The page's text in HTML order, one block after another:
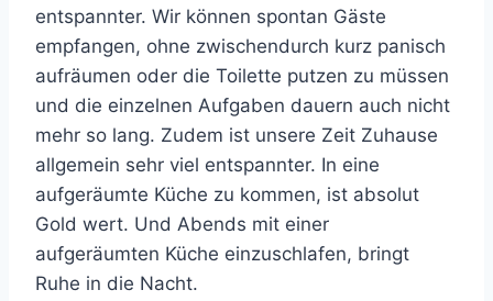
entspannter. Wir können spontan Gäste
empfangen, ohne zwischendurch kurz panisch
aufräumen oder die Toilette putzen zu müssen
und die einzelnen Aufgaben dauern auch nicht
mehr so lang. Zudem ist unsere Zeit Zuhause
allgemein sehr viel entspannter. In eine
aufgeräumte Küche zu kommen, ist absolut
Gold wert. Und Abends mit einer
aufgeräumten Küche einzuschlafen, bringt
Ruhe in die Nacht.